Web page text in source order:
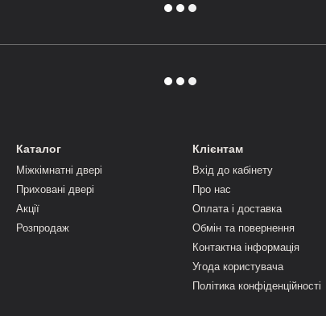
Каталог
Міжкімнатні двері
Приховані двері
Акції
Розпродаж
Клієнтам
Вхід до кабінету
Про нас
Оплата і доставка
Обмін та повернення
Контактна інформація
Угода користувача
Політика конфіденційності